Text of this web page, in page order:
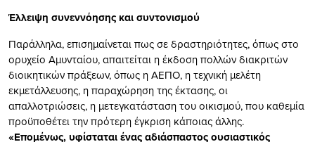
Έλλειψη συνεννόησης και συντονισμού
Παράλληλα, επισημαίνεται πως σε δραστηριότητες, όπως στο
ορυχείο Αµυνταίου, απαιτείται η έκδοση πολλών διακριτών
διοικητικών πράξεων, όπως η ΑΕΠΟ, η τεχνική µελέτη
εκµετάλλευσης, η παραχώρηση της έκτασης, οι
απαλλοτριώσεις, η µετεγκατάσταση του οικισµού, που καθεµία
προϋποθέτει την πρότερη έγκριση κάποιας άλλης.
«Εποµένως, υφίσταται ένας αδιάσπαστος ουσιαστικός